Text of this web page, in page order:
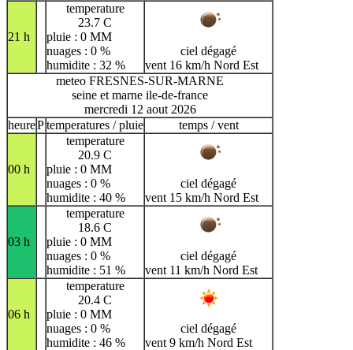
21 h
temperature
23.7 C
pluie : 0 MM
nuages : 0 %
humidite : 32 %
ciel dégagé
vent 16 km/h Nord Est
meteo FRESNES-SUR-MARNE
seine et marne ile-de-france
mercredi 12 aout 2026
heurePtemperatures / pluie temps / vent
00 h
temperature
20.9 C
pluie : 0 MM
nuages : 0 %
humidite : 40 %
ciel dégagé
vent 15 km/h Nord Est
03 h
temperature
18.6 C
pluie : 0 MM
nuages : 0 %
humidite : 51 %
ciel dégagé
vent 11 km/h Nord Est
06 h
temperature
20.4 C
pluie : 0 MM
nuages : 0 %
humidite : 46 %
ciel dégagé
vent 9 km/h Nord Est